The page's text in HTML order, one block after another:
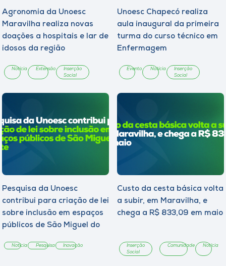
Agronomia da Unoesc
Maravilha realiza novas
doações a hospitais e lar de
idosos da região
Notícia Extensão
Inserção
Social
Unoesc Chapecó realiza
aula inaugural da primeira
turma do curso técnico em
Enfermagem
Evento Notícia
Inserção
Social
Pesquisa da Unoesc
contribui para criação de lei
sobre inclusão em espaços
públicos de São Miguel do
Notícia Pesquisa Inovação
Custo da cesta básica volta
a subir, em Maravilha, e
chega a R$ 833,09 em maio
Inserção
Social
Comunidade Notícia